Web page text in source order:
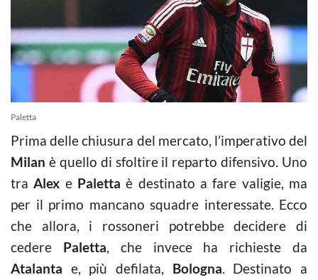
Paletta
Prima delle chiusura del mercato, l’imperativo del
Milan è quello di sfoltire il reparto difensivo. Uno
traAlex e Paletta è destinato a fare valigie, ma
per il primo mancano squadre interessate. Ecco
che allora, i rossoneri potrebbe decidere di
cedere Paletta, che invece ha richieste da
Atalanta e, più defilata, Bologna. Destinato a